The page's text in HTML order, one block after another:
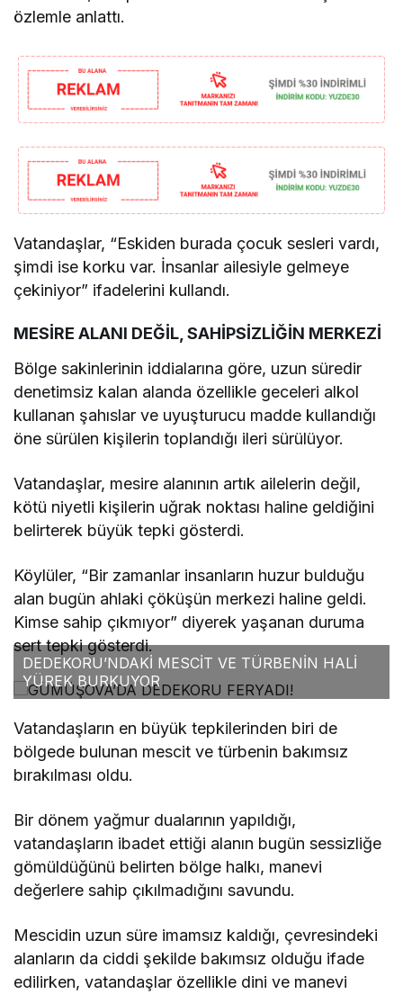
özlemle anlattı.
Vatandaşlar, “Eskiden burada çocuk sesleri vardı,
şimdi ise korku var. İnsanlar ailesiyle gelmeye
çekiniyor” ifadelerini kullandı.
MESİRE ALANI DEĞİL, SAHİPSİZLİĞİN MERKEZİ
Bölge sakinlerinin iddialarına göre, uzun süredir
denetimsiz kalan alanda özellikle geceleri alkol
kullanan şahıslar ve uyuşturucu madde kullandığı
öne sürülen kişilerin toplandığı ileri sürülüyor.
Vatandaşlar, mesire alanının artık ailelerin değil,
kötü niyetli kişilerin uğrak noktası haline geldiğini
belirterek büyük tepki gösterdi.
Köylüler, “Bir zamanlar insanların huzur bulduğu
alan bugün ahlaki çöküşün merkezi haline geldi.
Kimse sahip çıkmıyor” diyerek yaşanan duruma
sert tepki gösterdi.
DEDEKORU’NDAKİ MESCİT VE TÜRBENİN HALİ
YÜREK BURKUYOR
Vatandaşların en büyük tepkilerinden biri de
bölgede bulunan mescit ve türbenin bakımsız
bırakılması oldu.
Bir dönem yağmur dualarının yapıldığı,
vatandaşların ibadet ettiği alanın bugün sessizliğe
gömüldüğünü belirten bölge halkı, manevi
değerlere sahip çıkılmadığını savundu.
Mescidin uzun süre imamsız kaldığı, çevresindeki
alanların da ciddi şekilde bakımsız olduğu ifade
edilirken, vatandaşlar özellikle dini ve manevi